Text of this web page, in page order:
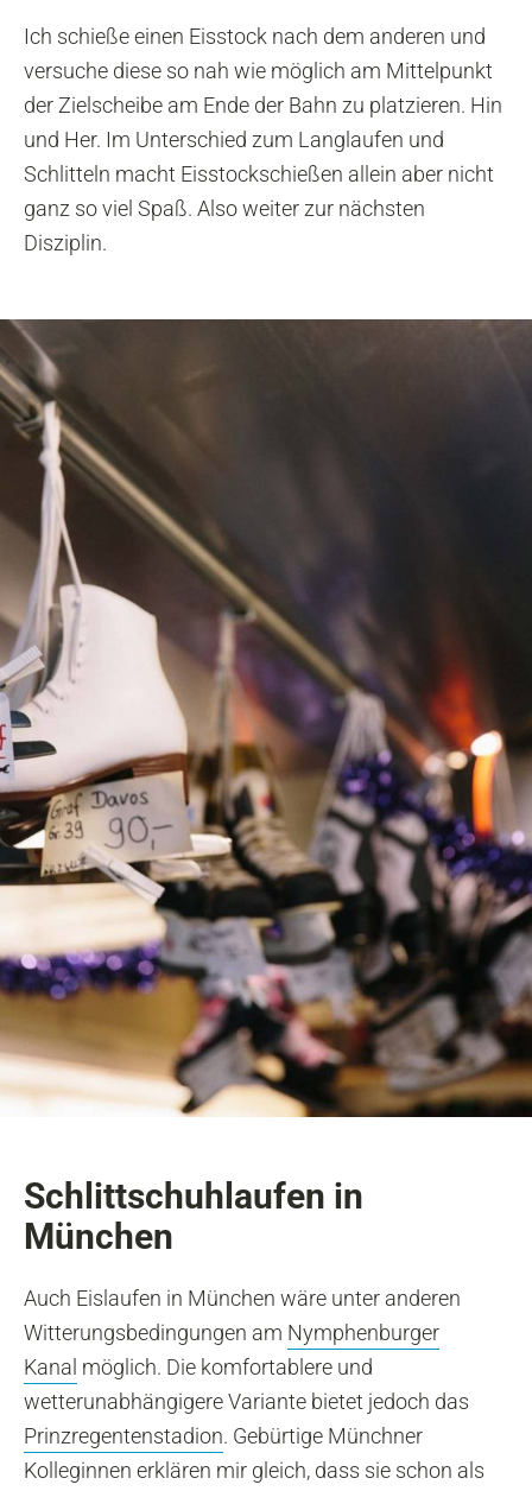
Ich schieße einen Eisstock nach dem anderen und
versuche diese so nah wie möglich am Mittelpunkt
der Zielscheibe am Ende der Bahn zu platzieren. Hin
und Her. Im Unterschied zum Langlaufen und
Schlitteln macht Eisstockschießen allein aber nicht
ganz so viel Spaß. Also weiter zur nächsten
Disziplin.
Schlittschuhlaufen in
München
Auch Eislaufen in München wäre unter anderen
Witterungsbedingungen am Nymphenburger
Kanal möglich. Die komfortablere und
wetterunabhängigere Variante bietet jedoch das
Prinzregentenstadion. Gebürtige Münchner
Kolleginnen erklären mir gleich, dass sie schon als